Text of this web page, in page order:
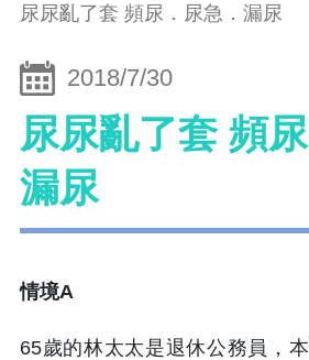
尿尿亂了套 頻尿．尿急．漏尿
2018/7/30
尿尿亂了套 頻
漏尿
情境A
65歲的林太太是退休公務員，